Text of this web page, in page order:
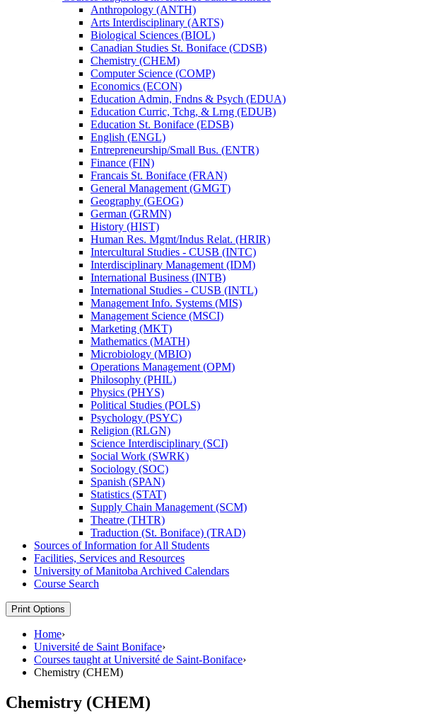
Anthropology (ANTH)
Arts Interdisciplinary (ARTS)
Biological Sciences (BIOL)
Canadian Studies St. Boniface (CDSB)
Chemistry (CHEM)
Computer Science (COMP)
Economics (ECON)
Education Admin, Fndns &​ Psych (EDUA)
Education Curric, Tchg, &​ Lrng (EDUB)
Education St. Boniface (EDSB)
English (ENGL)
Entrepreneurship/​Small Bus. (ENTR)
Finance (FIN)
Francais St. Boniface (FRAN)
General Management (GMGT)
Geography (GEOG)
German (GRMN)
History (HIST)
Human Res. Mgmt/​Indus Relat. (HRIR)
Intercultural Studies -​ CUSB (INTC)
Interdisciplinary Management (IDM)
International Business (INTB)
International Studies -​ CUSB (INTL)
Management Info. Systems (MIS)
Management Science (MSCI)
Marketing (MKT)
Mathematics (MATH)
Microbiology (MBIO)
Operations Management (OPM)
Philosophy (PHIL)
Physics (PHYS)
Political Studies (POLS)
Psychology (PSYC)
Religion (RLGN)
Science Interdisciplinary (SCI)
Social Work (SWRK)
Sociology (SOC)
Spanish (SPAN)
Statistics (STAT)
Supply Chain Management (SCM)
Theatre (THTR)
Traduction (St. Boniface) (TRAD)
Sources of Information for All Students
Facilities, Services and Resources
University of Manitoba Archived Calendars
Course Search
Print Options
Home›
Université de Saint Boniface›
Courses taught at Université de Saint-Boniface›
Chemistry (CHEM)
Chemistry (CHEM)